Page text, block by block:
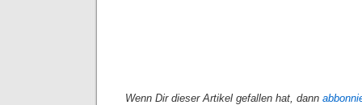
Wenn Dir dieser Artikel gefallen hat, dann